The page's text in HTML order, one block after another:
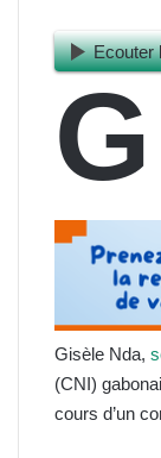
Ecouter
G
Gisèle Nda,
(CNI)
cours d’un